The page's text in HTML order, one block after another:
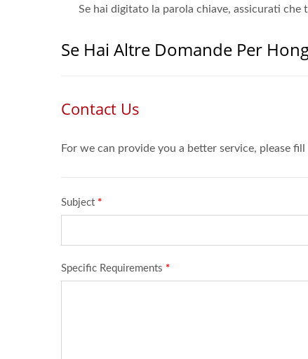
Se hai digitato la parola chiave, assicurati
Se Hai Altre Domande Per